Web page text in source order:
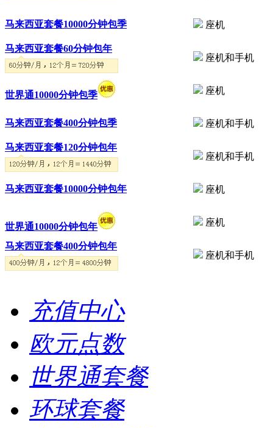
马来西亚套餐10000分钟包季 座机
马来西亚套餐60分钟包年
座机和手机
世界通10000分钟包季 座机
马来西亚套餐400分钟包季 座机和手机
马来西亚套餐120分钟包年
座机和手机
马来西亚套餐10000分钟包年 座机
世界通10000分钟包年 座机
马来西亚套餐400分钟包年
座机和手机
充值中心
欧元点数
世界通套餐
环球套餐